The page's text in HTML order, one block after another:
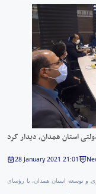
کرد. - دانشگاه
سینا همدان
28 January 2021 21:01
و توسعه استان همدان، با رؤسای